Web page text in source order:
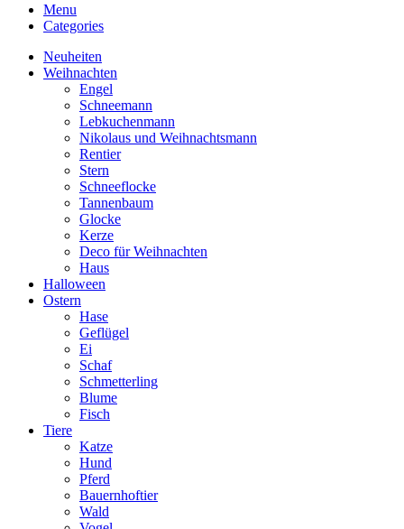
Menu
Categories
Neuheiten
Weihnachten
Engel
Schneemann
Lebkuchenmann
Nikolaus und Weihnachtsmann
Rentier
Stern
Schneeflocke
Tannenbaum
Glocke
Kerze
Deco für Weihnachten
Haus
Halloween
Ostern
Hase
Geflügel
Ei
Schaf
Schmetterling
Blume
Fisch
Tiere
Katze
Hund
Pferd
Bauernhoftier
Wald